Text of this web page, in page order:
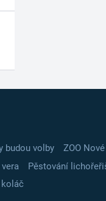
budou volby
ZOO
Pěstování
koláč